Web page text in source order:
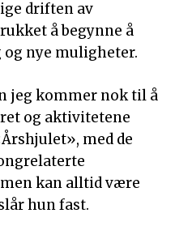
driften av
å begynne å
nye muligheter.
jeg kommer nok til å
og aktivitetene
med de
kan alltid være
hun fast.